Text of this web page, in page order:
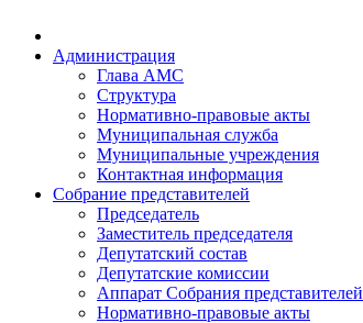
Администрация
Глава АМС
Структура
Нормативно-правовые акты
Муниципальная служба
Муниципальные учреждения
Контактная информация
Собрание представителей
Председатель
Заместитель председателя
Депутатский состав
Депутатские комиссии
Аппарат Собрания представителей
Нормативно-правовые акты